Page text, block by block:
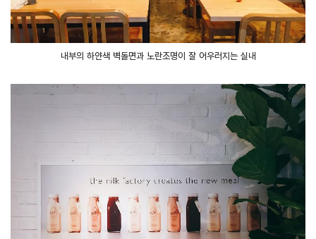
내부의 하얀색 벽돌면과 노란조명이 잘 어우러지는 실내